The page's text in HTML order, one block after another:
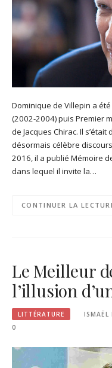
Dominique de Villepin a
(2002-2004) puis Premier
de Jacques Chirac. Il
désormais célèbre
2016, il a publié Mémoire
dans lequel il invite la…
CONTINUER LA
Le Meilleur
l’illusion
LITTÉRATURE ISMAËL
0